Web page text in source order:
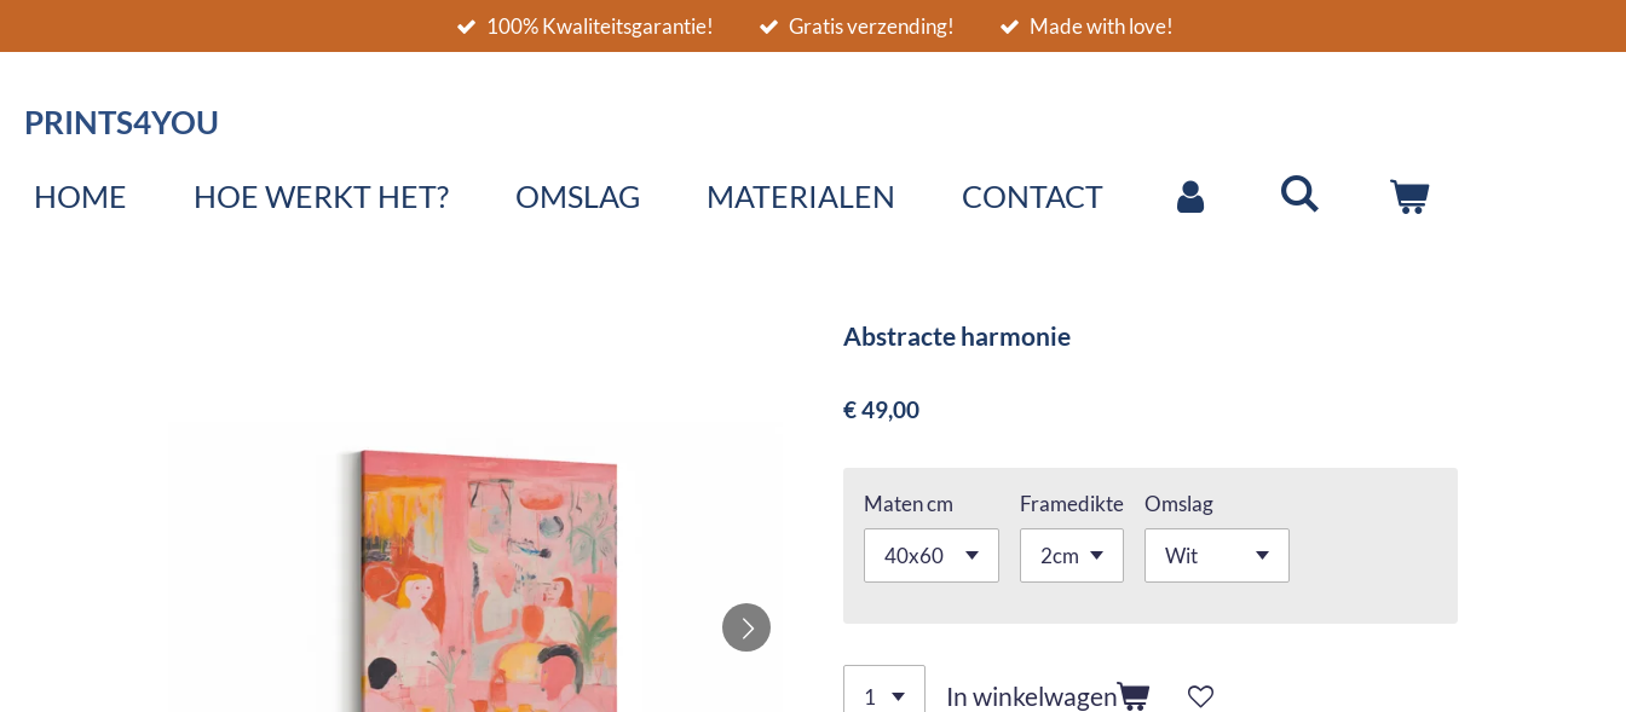
direct
de
100% Kwaliteitsgarantie! Gratis verzending! Made with love!
PRINTS4YOU
HOME HOE WERKT HET? OMSLAG MATERIALEN CONTACT
Abstracte harmonie
€ 49,00
Maten cm Framedikte Omslag
In winkelwagen